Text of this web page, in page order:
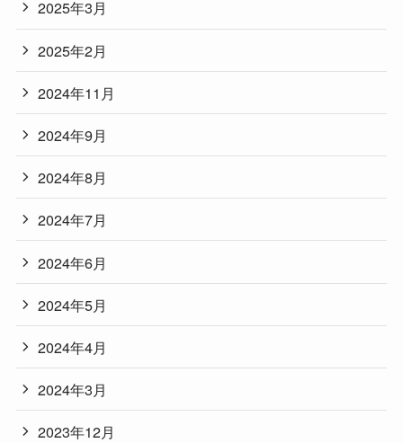
2025年3月
2025年2月
2024年11月
2024年9月
2024年8月
2024年7月
2024年6月
2024年5月
2024年4月
2024年3月
2023年12月